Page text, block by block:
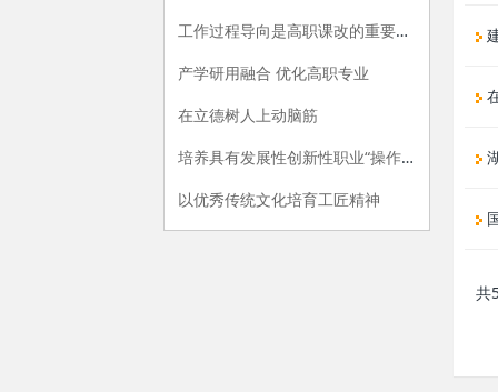
工作过程导向是高职课改的重要指导原则
产学研用融合 优化高职专业
在立德树人上动脑筋
培养具有发展性创新性职业“操作手”
以优秀传统文化培育工匠精神
共